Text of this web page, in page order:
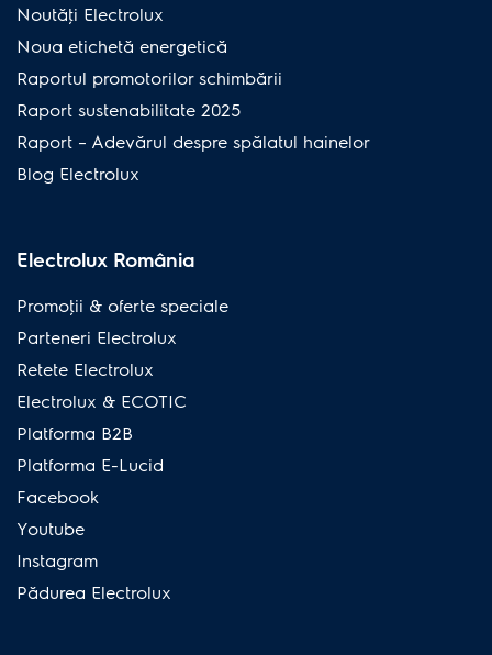
Noutăţi Electrolux
Noua etichetă energetică
Raportul promotorilor schimbării
Raport sustenabilitate 2025
Raport – Adevărul despre spălatul hainelor
Blog Electrolux
Electrolux România
Promoţii & oferte speciale
Parteneri Electrolux
Retete Electrolux
Electrolux & ECOTIC
Platforma B2B
Platforma E-Lucid
Facebook
Youtube
Instagram
Pădurea Electrolux